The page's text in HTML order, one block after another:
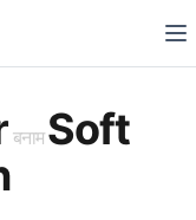
बनामSoft